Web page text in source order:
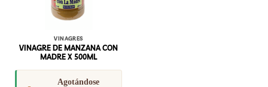
VINAGRES
VINAGRE DE MANZANA CON
MADRE X 500ML
Agotándose